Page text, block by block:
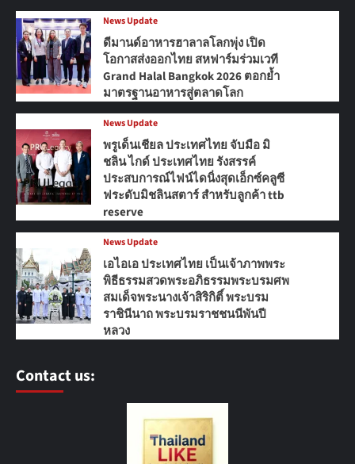
News Update
ดีมานด์อาหารฮาลาลโลกพุ่ง เปิด
โอกาสส่งออกไทย สหฟาร์มร่วมเวที
Grand Halal Bangkok 2026 ตอกย้ำ
มาตรฐานอาหารสู่ตลาดโลก
News Update
พรูเด็นเชียล ประเทศไทย จับมือ มิ
ชลิน ไกด์ ประเทศไทย รังสรรค์
ประสบการณ์ไฟน์ไดนิ่งสุดเอ็กซ์คลูซี
ฟระดับมิชลินสตาร์ สำหรับลูกค้า ttb
reserve
News Update
เอไอเอ ประเทศไทย เป็นเจ้าภาพพระ
พิธีธรรมสวดพระอภิธรรมพระบรมศพ
สมเด็จพระนางเจ้าสิริกิติ์ พระบรม
ราชินีนาถ พระบรมราชชนนีพันปี
หลวง
Contact us: